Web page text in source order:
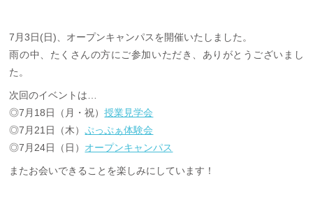
7月3日(日)、オープンキャンパスを開催いたしました。
雨の中、たくさんの方にご参加いただき、ありがとうございまし
た。
次回のイベントは…
◎7月18日（月・祝）授業見学会
◎7月21日（木）ぷっぷぁ体験会
◎7月24日（日） オープンキャンパス
またお会いできることを楽しみにしています！